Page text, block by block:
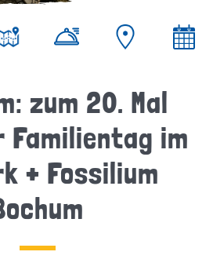
zum 20. Mal
Familientag im
+ Fossilium